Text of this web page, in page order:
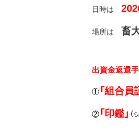
日時は
場所は 畜
出資金返還
①「組合員
②「印鑑」